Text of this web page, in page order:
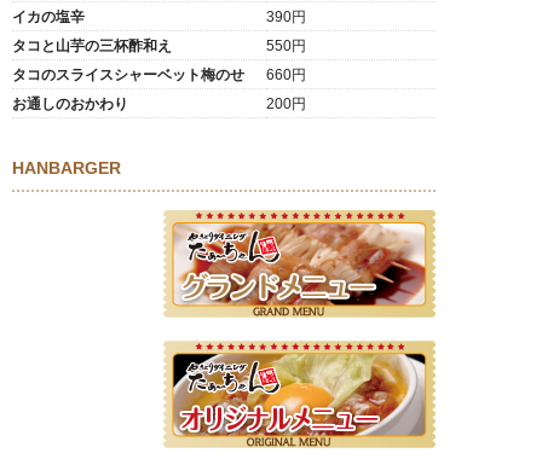
イカの塩辛
390円
タコと山芋の三杯酢和え
550円
タコのスライスシャーベット梅のせ
660円
お通しのおかわり
200円
HANBARGER